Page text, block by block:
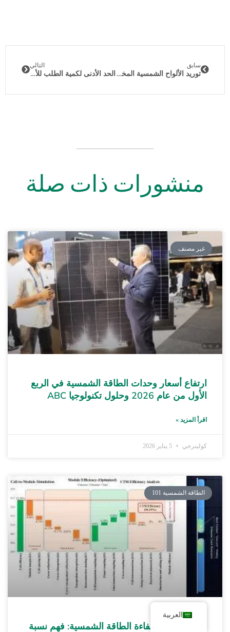
سابق
توريد الألواح الشمسية المخصصة من الصين: إطار عمل مثبت لتقييم الموردين بشكل موثوق
التالي
الحد الأدنى لكمية الطلب للألواح الشمسية المرنة: دليل الاستيراد من الصين
منشورات ذات صلة
غير مصنف
ارتفاع أسعار وحدات الطاقة الشمسية في الربع
الأول من عام 2026 وحلول تكنولوجيا ABC
اقرأ المزيد »
كولينرجي
الطاقة الشمسية 101
إطلاق العنان لكفاءة الطاقة الشمسية: فهم نسبة
العربية